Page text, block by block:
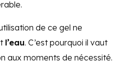
de ce gel ne
l’eau. C’est pourquoi il vaut
aux moments de nécessité.